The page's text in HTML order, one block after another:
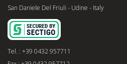
San Daniele Del Friuli - Udine - Italy
Tel. : +39 0432 957711